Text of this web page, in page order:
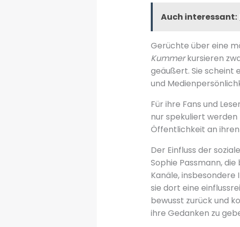
Auch interessant:
Gerüchte über eine
Kummerkursieren
geäußert. Sie scheint
und
Für ihre Fans und
nur spekuliert
Öffentlichkeit an
Der Einfluss der
Sophie Passmann,
Kanäle,
sie dort eine
bewusst zurück und
ihre Gedanken zu